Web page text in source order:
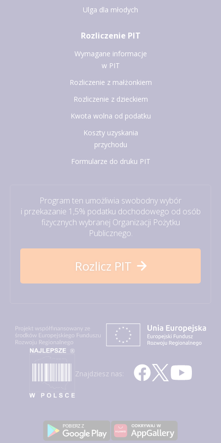
Ulga dla młodych
Rozliczenie PIT
Wymagane informacje
w PIT
Rozliczenie z małżonkiem
Rozliczenie z dzieckiem
Kwota wolna od podatku
Koszty uzyskania
przychodu
Formularze do druku PIT
Program ten umożliwia swobodny wybór
i przekazanie 1,5% podatku dochodowego od osób
fizycznych wybranej Organizacji Pożytku
Publicznego.
Rozlicz PIT
Znajdziesz nas: